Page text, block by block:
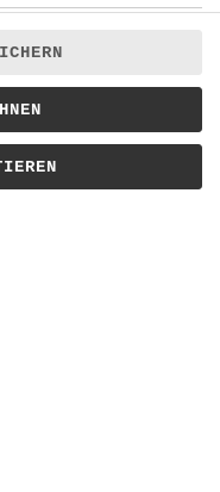
(ca 170g) mit